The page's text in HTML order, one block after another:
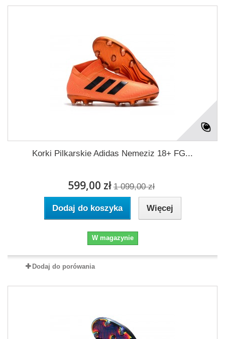
Korki Pilkarskie Adidas Nemeziz 18+ FG...
599,00 zł 1 099,00 zł
Dodaj do koszyka Więcej
W magazynie
Dodaj do porówania